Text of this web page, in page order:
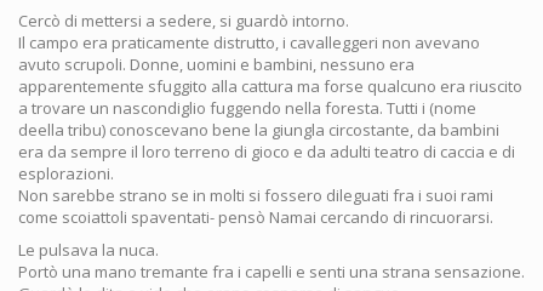
Cercò di mettersi a sedere, si guardò intorno.
Il campo era praticamente distrutto, i cavalleggeri non avevano
avuto scrupoli. Donne, uomini e bambini, nessuno era
apparentemente sfuggito alla cattura ma forse qualcuno era riuscito
a trovare un nascondiglio fuggendo nella foresta. Tutti i (nome
deella tribu) conoscevano bene la giungla circostante, da bambini
era da sempre il loro terreno di gioco e da adulti teatro di caccia e di
esplorazioni.
Non sarebbe strano se in molti si fossero dileguati fra i suoi rami
come scoiattoli spaventati- pensò Namai cercando di rincuorarsi.
Le pulsava la nuca.
Portò una mano tremante fra i capelli e senti una strana sensazione.